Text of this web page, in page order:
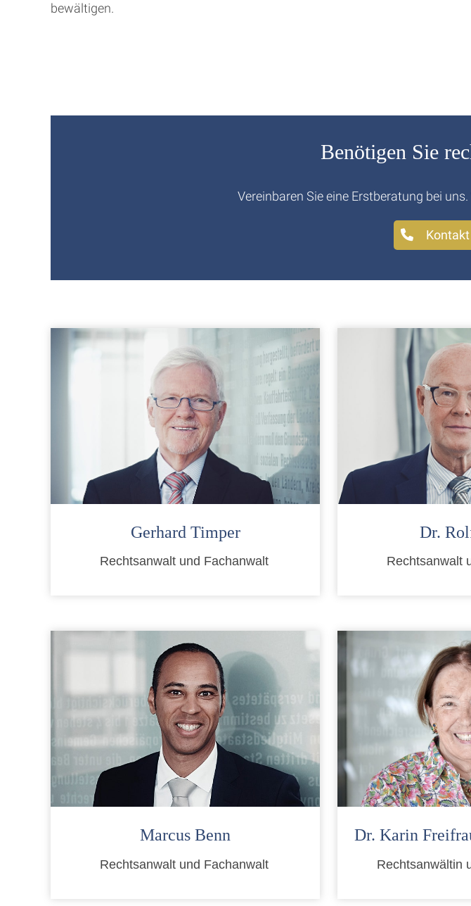
bewältigen.
Benötigen Sie
Vereinbaren Sie eine Erstberatung bei
Gerhard Timper
Rechtsanwalt und Fachanwalt
Dr.
Rechtsanwalt
Marcus Benn
Rechtsanwalt und Fachanwalt
Dr. Karin
Rechtsanwältin